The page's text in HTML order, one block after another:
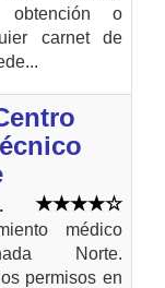
o
carnet de
médico
Norte.
permisos en